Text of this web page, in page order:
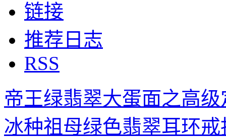
链接
推荐日志
RSS
帝王绿翡翠大蛋面之高级
冰种祖母绿色翡翠耳环戒